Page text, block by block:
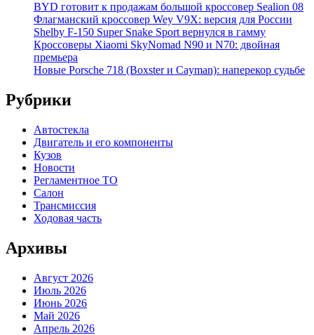
BYD готовит к продажам большой кроссовер Sealion 08
Флагманский кроссовер Wey V9X: версия для России
Shelby F-150 Super Snake Sport вернулся в гамму
Кроссоверы Xiaomi SkyNomad N90 и N70: двойная
премьера
Новые Porsche 718 (Boxster и Cayman): наперекор судьбе
Рубрики
Автостекла
Двигатель и его компоненты
Кузов
Новости
Регламентное ТО
Салон
Трансмиссия
Ходовая часть
Архивы
Август 2026
Июль 2026
Июнь 2026
Май 2026
Апрель 2026